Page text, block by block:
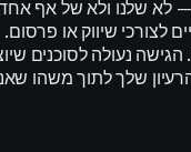
לצורכי שיווק או פרסום.
נעולה לסוכנים
שלך לתוך משהו